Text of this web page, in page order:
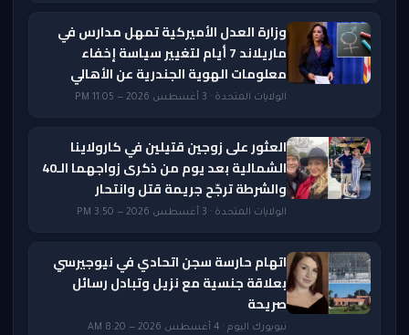
وزارة العدل الأميركية تمهل مدارس في
ماريلاند 7 أيام لتغيير سياسة إخفاء
معلومات الهوية الجندرية عن الأهالي
الولايات المتحدة · 3 أغسطس 2026 — 11:05 PM
العثور على زوجين قتيلين في كارولاينا
الشمالية بعد يوم من ذكرى زواجهما الـ40
والشرطة ترجّح جريمة قتل وانتحار
الولايات المتحدة · 3 أغسطس 2026 — 3:50 PM
اتهام حارسة سجن اتحادي في نيوجيرسي
بعلاقة جنسية مع نزيل وتبادل رسائل
صريحة
نيويورك اليوم · 4 أغسطس 2026 — 8:20 AM